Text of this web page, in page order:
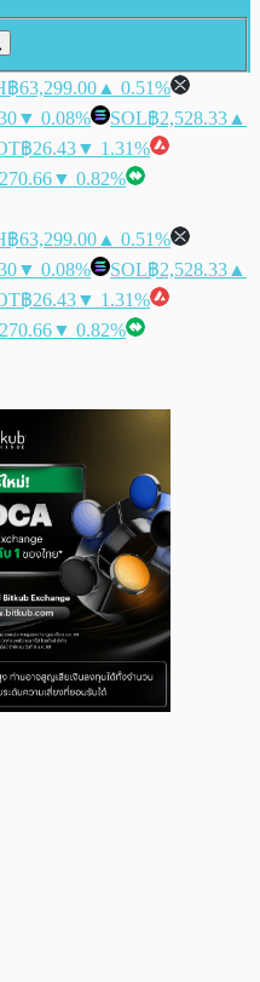
฿63,299.00 ▲ 0.51%
▼ 0.08% SOL฿2,528.33 ▲
฿26.43▼ 1.31%
▼ 0.82%
฿63,299.00 ▲ 0.51%
▼ 0.08% SOL฿2,528.33 ▲
฿26.43▼ 1.31%
▼ 0.82%